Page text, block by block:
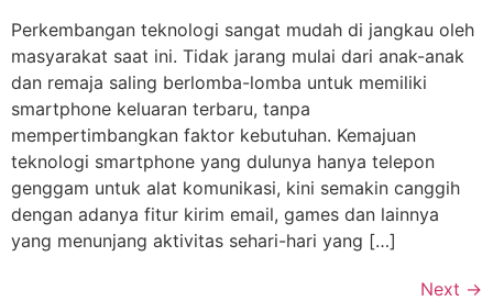
Perkembangan teknologi sangat mudah di jangkau oleh
masyarakat saat ini. Tidak jarang mulai dari anak-anak
dan remaja saling berlomba-lomba untuk memiliki
smartphone keluaran terbaru, tanpa
mempertimbangkan faktor kebutuhan. Kemajuan
teknologi smartphone yang dulunya hanya telepon
genggam untuk alat komunikasi, kini semakin canggih
dengan adanya fitur kirim email, games dan lainnya
yang menunjang aktivitas sehari-hari yang […]
Next →